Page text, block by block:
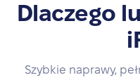
Dlaczego
Szybkie naprawy,